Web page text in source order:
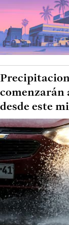
comenzarán
desde este